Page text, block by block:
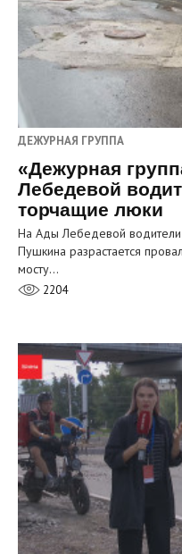
ДЕЖУРНАЯ ГРУППА
«Дежурная
Лебедевой
торчащие люки
На Ады Лебедевой
Пушкина разрастается
мосту…
2204